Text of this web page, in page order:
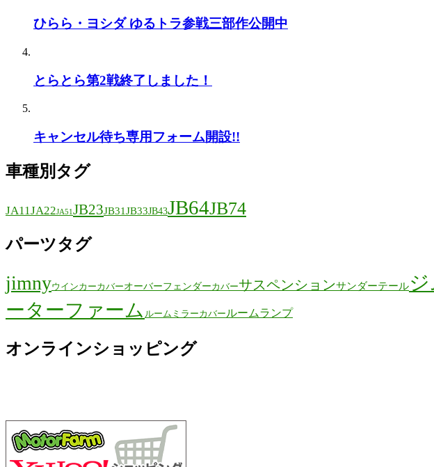
ひらら・ヨシダ ゆるトラ参戦三部作公開中
とらとら第2戦終了しました！
キャンセル待ち専用フォーム開設!!
車種別タグ
JA11JA22JA51 JB23JB31JB33JB43JB64JB74
パーツタグ
jimnyウインカーカバーオーバーフェンダーカバーサスペンションサンダーテール
ーターファーム ルームミラーカバー ルームランプ
オンラインショッピング